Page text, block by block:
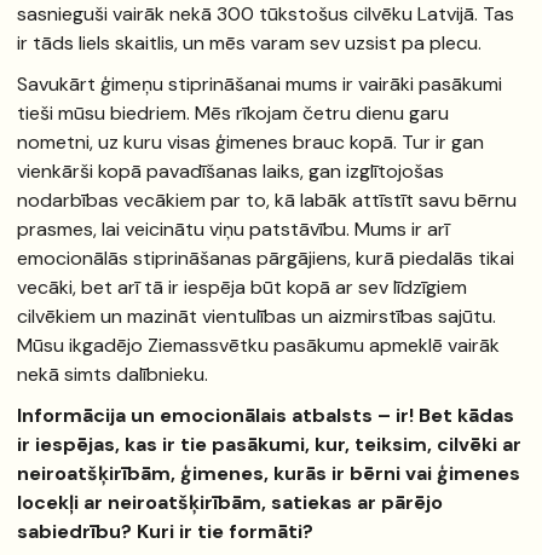
sasnieguši vairāk nekā 300 tūkstošus cilvēku Latvijā. Tas
ir tāds liels skaitlis, un mēs varam sev uzsist pa plecu.
Savukārt ģimeņu stiprināšanai mums ir vairāki pasākumi
tieši mūsu biedriem. Mēs rīkojam četru dienu garu
nometni, uz kuru visas ģimenes brauc kopā. Tur ir gan
vienkārši kopā pavadīšanas laiks, gan izglītojošas
nodarbības vecākiem par to, kā labāk attīstīt savu bērnu
prasmes, lai veicinātu viņu patstāvību. Mums ir arī
emocionālās stiprināšanas pārgājiens, kurā piedalās tikai
vecāki, bet arī tā ir iespēja būt kopā ar sev līdzīgiem
cilvēkiem un mazināt vientulības un aizmirstības sajūtu.
Mūsu ikgadējo Ziemassvētku pasākumu apmeklē vairāk
nekā simts dalībnieku.
Informācija un emocionālais atbalsts – ir! Bet kādas
ir iespējas, kas ir tie pasākumi, kur, teiksim, cilvēki ar
neiroatšķirībām, ģimenes, kurās ir bērni vai ģimenes
locekļi ar neiroatšķirībām, satiekas ar pārējo
sabiedrību? Kuri ir tie formāti?